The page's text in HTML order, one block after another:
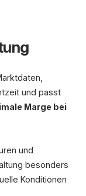
und passt
Marge bei
und
besonders
Konditionen